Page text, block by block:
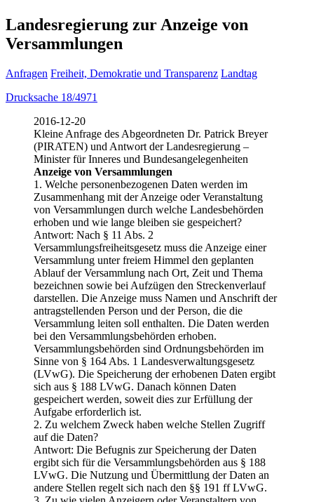
Landesregierung zur Anzeige von
Versammlungen
Anfragen Freiheit, Demokratie und Transparenz Landtag
Drucksache 18/4971
2016-12-20
Kleine Anfrage des Abgeordneten Dr. Patrick Breyer
(PIRATEN) und Antwort der Landesregierung –
Minister für Inneres und Bundesangelegenheiten
Anzeige von Versammlungen
1. Welche personenbezogenen Daten werden im
Zusammenhang mit der Anzeige oder Veranstaltung
von Versammlungen durch welche Landesbehörden
erhoben und wie lange bleiben sie gespeichert?
Antwort: Nach § 11 Abs. 2
Versammlungsfreiheitsgesetz muss die Anzeige einer
Versammlung unter freiem Himmel den geplanten
Ablauf der Versammlung nach Ort, Zeit und Thema
bezeichnen sowie bei Aufzügen den Streckenverlauf
darstellen. Die Anzeige muss Namen und Anschrift der
antragstellenden Person und der Person, die die
Versammlung leiten soll enthalten. Die Daten werden
bei den Versammlungsbehörden erhoben.
Versammlungsbehörden sind Ordnungsbehörden im
Sinne von § 164 Abs. 1 Landesverwaltungsgesetz
(LVwG). Die Speicherung der erhobenen Daten ergibt
sich aus § 188 LVwG. Danach können Daten
gespeichert werden, soweit dies zur Erfüllung der
Aufgabe erforderlich ist.
2. Zu welchem Zweck haben welche Stellen Zugriff
auf die Daten?
Antwort: Die Befugnis zur Speicherung der Daten
ergibt sich für die Versammlungsbehörden aus § 188
LVwG. Die Nutzung und Übermittlung der Daten an
andere Stellen regelt sich nach den §§ 191 ff LVwG.